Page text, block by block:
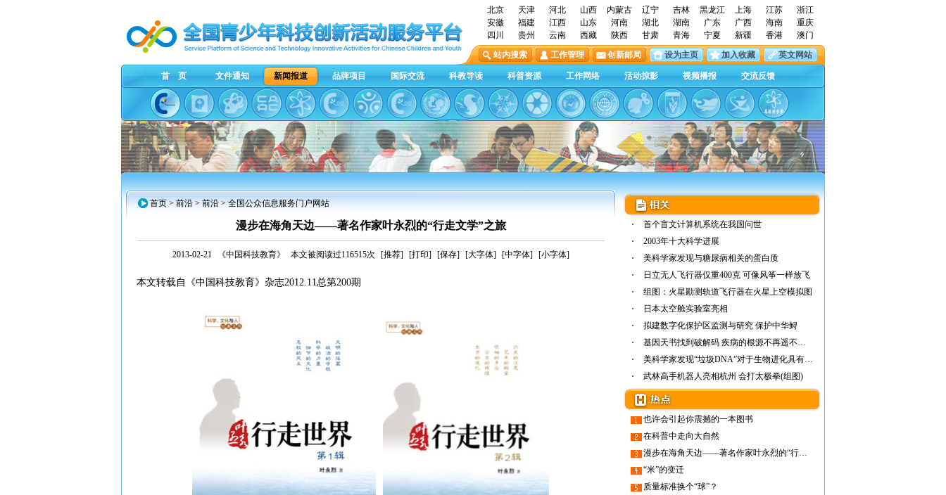
北京 天津 河北 山西 内蒙古 辽宁 吉林 黑龙江 上海 江苏
浙江
安徽
福建 江西 山东 河南 湖北 湖南 广东 广西 海南
重庆
四川
贵州 云南 西藏 陕西 甘肃 青海 宁夏 新疆 香港
澳门
站内搜索
工作管理 创新邮局 设为主页 加入收藏 英文网站
首 页 文件通知 新闻报道 品牌项目 国际交流 科教导读 科普资源 工作网络 活动掠影 视频播报 交流反馈
首页 > 前沿 > 前沿 > 全国公众信息服务门户网站
漫步在海角天边——著名作家叶永烈的“行走文学”之旅
2013-02-21 《中国科技教育》 本文被阅读过116515次 [推荐] [打印] [保存] [大字体] [中字体] [小字体]
本文转载自《中国科技教育》杂志2012.11总第200期
首个盲文计算机系统在我国问世
2003年十大科学进展
美科学家发现与糖尿病相关的蛋白质
日立无人飞行器仅重400克 可像风筝一样放飞
组图：火星勘测轨道飞行器在火星上空模拟图
日本太空舱实验室亮相
拟建数字化保护区监测与研究 保护中华鲟
基因天书找到破解码 疾病的根源不再遥不可及
美科学家发现“垃圾DNA”对于生物进化具有重…
武林高手机器人亮相杭州 会打太极拳(组图)
也许会引起你震撼的一本图书
在科普中走向大自然
漫步在海角天边——著名作家叶永烈的“行走文学”之旅
“米”的变迁
质量标准换个“球”？